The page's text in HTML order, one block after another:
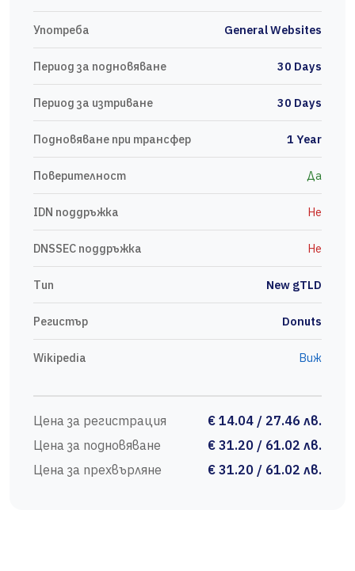
Употреба General Websites
Период за подновяване 30 Days
Период за изтриване 30 Days
Подновяване при трансфер 1 Year
Поверителност Да
IDN поддръжка Не
DNSSEC поддръжка Не
Тип New gTLD
Регистър Donuts
Wikipedia Виж
Цена за регистрация
€ 14.04 / 27.46 лв.
Цена за подновяване
€ 31.20 / 61.02 лв.
Цена за прехвърляне
€ 31.20 / 61.02 лв.